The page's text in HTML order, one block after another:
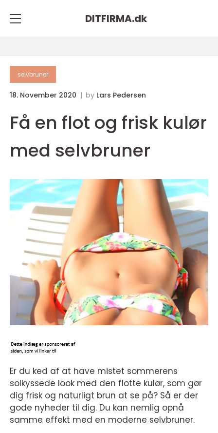
DITFIRMA.dk
selvbruner
18. November 2020 by Lars Pedersen
Få en flot og frisk kulør
med selvbruner
Er du ked af at have mistet sommerens
solkyssede look med den flotte kulør, som gør
dig frisk og naturligt brun at se på? Så er der
gode nyheder til dig. Du kan nemlig opnå
samme effekt med en moderne selvbruner.